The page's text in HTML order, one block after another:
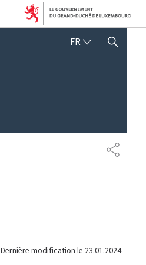
FRFRANÇAIS
AFFICHER / MASQUER
Dernière modification le 23.01.2024